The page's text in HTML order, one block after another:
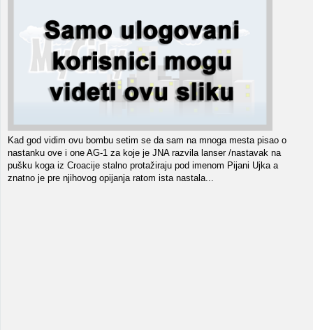
Kad god vidim ovu bombu setim se da sam na mnoga mesta pisao o
nastanku ove i one AG-1 za koje je JNA razvila lanser /nastavak na
pušku koga iz Croacije stalno protažiraju pod imenom Pijani Ujka a
znatno je pre njihovog opijanja ratom ista nastala...